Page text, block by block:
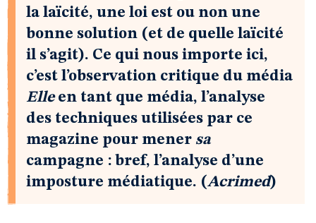
la laïcité, une loi est ou non une
bonne solution (et de quelle laïcité
il s’agit). Ce qui nous importe ici,
c’est l’observation critique du média
Elleen tant que média, l’analyse
des techniques utilisées par ce
magazine pour mener sa
campagne : bref, l’analyse d’une
imposture médiatique. (Acrimed)